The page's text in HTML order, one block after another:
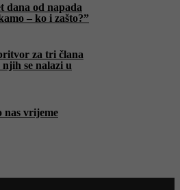
dana od napada
– ko i zašto?”
za tri člana
se nalazi u
nas vrijeme